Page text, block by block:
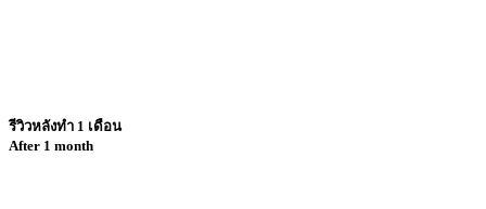
รีวิวหลังทำ 1 เดือน
After 1 month